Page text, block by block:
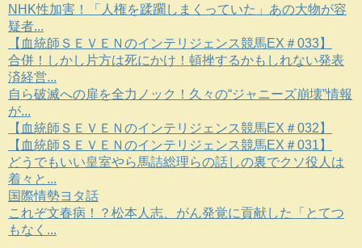
NHK性加害！「人権を蹂躙しまくっていた」あの大物が容
疑者...
【血統師ＳＥＶＥＮのインテリジェンス競馬EX＃033】
合併！しかし片方は死にかけ！頓挫するかもしれない発表
済経営...
自ら破滅への扉を全力ノック！久々の“ジャニーズ崩壊”情報
が...
【血統師ＳＥＶＥＮのインテリジェンス競馬EX＃032】
【血統師ＳＥＶＥＮのインテリジェンス競馬EX＃031】
どうでもいい皇室やら馬詰総理らの話しの裏でクソ役人は
着々と...
国際情勢ヨタ話
これぞ文春病！？松本人志、がん発覚に貢献した「とてつ
もなく...